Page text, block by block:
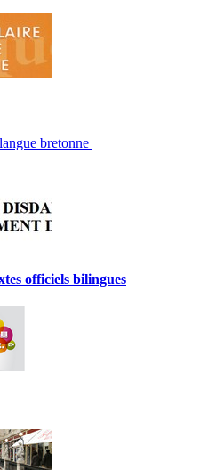
bretonne
officiels bilingues